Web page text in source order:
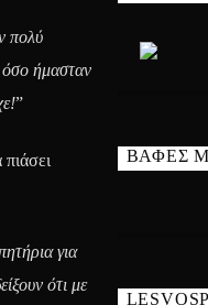
πολύ
ήμασταν
”
για
ότι με
ΒΑΦΕΣ